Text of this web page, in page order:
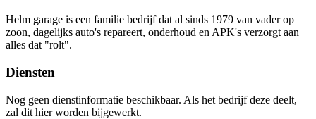
Helm garage is een familie bedrijf dat al sinds 1979 van vader op
zoon, dagelijks auto's repareert, onderhoud en APK's verzorgt aan
alles dat "rolt".
Diensten
Nog geen dienstinformatie beschikbaar. Als het bedrijf deze deelt,
zal dit hier worden bijgewerkt.